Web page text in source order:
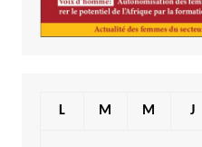
L M M J